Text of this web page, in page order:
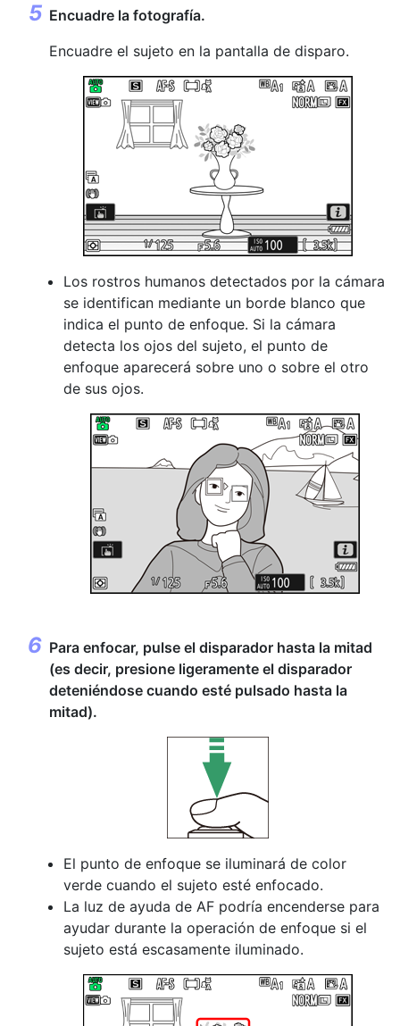
Encuadre la fotografía.
Encuadre el sujeto en la pantalla de disparo.
Los rostros humanos detectados por la cámara
se identifican mediante un borde blanco que
indica el punto de enfoque. Si la cámara
detecta los ojos del sujeto, el punto de
enfoque aparecerá sobre uno o sobre el otro
de sus ojos.
Para enfocar, pulse el disparador hasta la mitad
(es decir, presione ligeramente el disparador
deteniéndose cuando esté pulsado hasta la
mitad).
El punto de enfoque se iluminará de color
verde cuando el sujeto esté enfocado.
La luz de ayuda de AF podría encenderse para
ayudar durante la operación de enfoque si el
sujeto está escasamente iluminado.